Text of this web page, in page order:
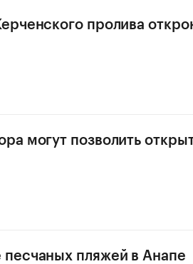
пролива
могут позволить
пляжей в Анапе